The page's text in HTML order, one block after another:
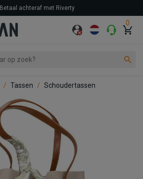
0
Betaal achteraf met Riverty
Tassen Schoudertassen